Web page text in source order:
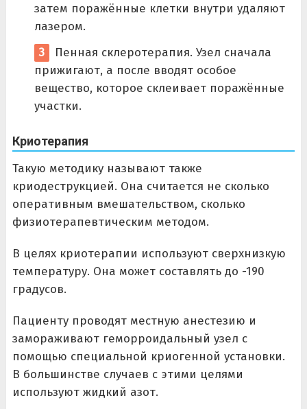
затем поражённые клетки внутри удаляют
лазером.
Пенная склеротерапия. Узел сначала
прижигают, а после вводят особое
вещество, которое склеивает поражённые
участки.
Криотерапия
Такую методику называют также
криодеструкцией. Она считается не сколько
оперативным вмешательством, сколько
физиотерапевтическим методом.
В целях криотерапии используют сверхнизкую
температуру. Она может составлять до -190
градусов.
Пациенту проводят местную анестезию и
замораживают геморроидальный узел с
помощью специальной криогенной установки.
В большинстве случаев с этими целями
используют жидкий азот.